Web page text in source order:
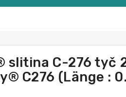
slitina C-276 tyč
C276 (Länge :